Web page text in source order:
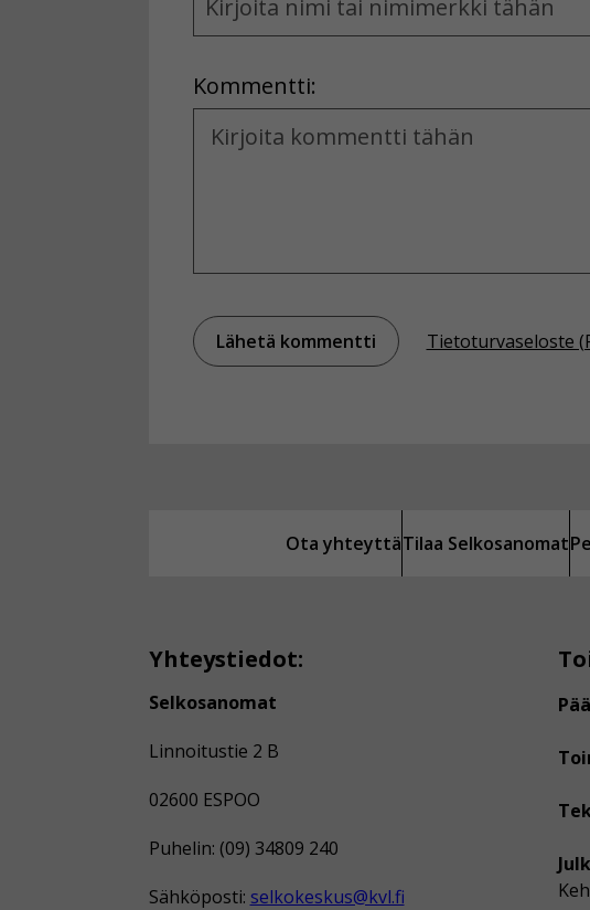
and
Kommentti:
Kommentti
Tietoturvaseloste
Ota yhteyttäTilaa Selkosanomat
Yhteystiedot:
Selkosanomat
Linnoitustie 2 B
02600 ESPOO
Puhelin: (09) 34809 240
Sähköposti: selkokeskus@kvl.fi